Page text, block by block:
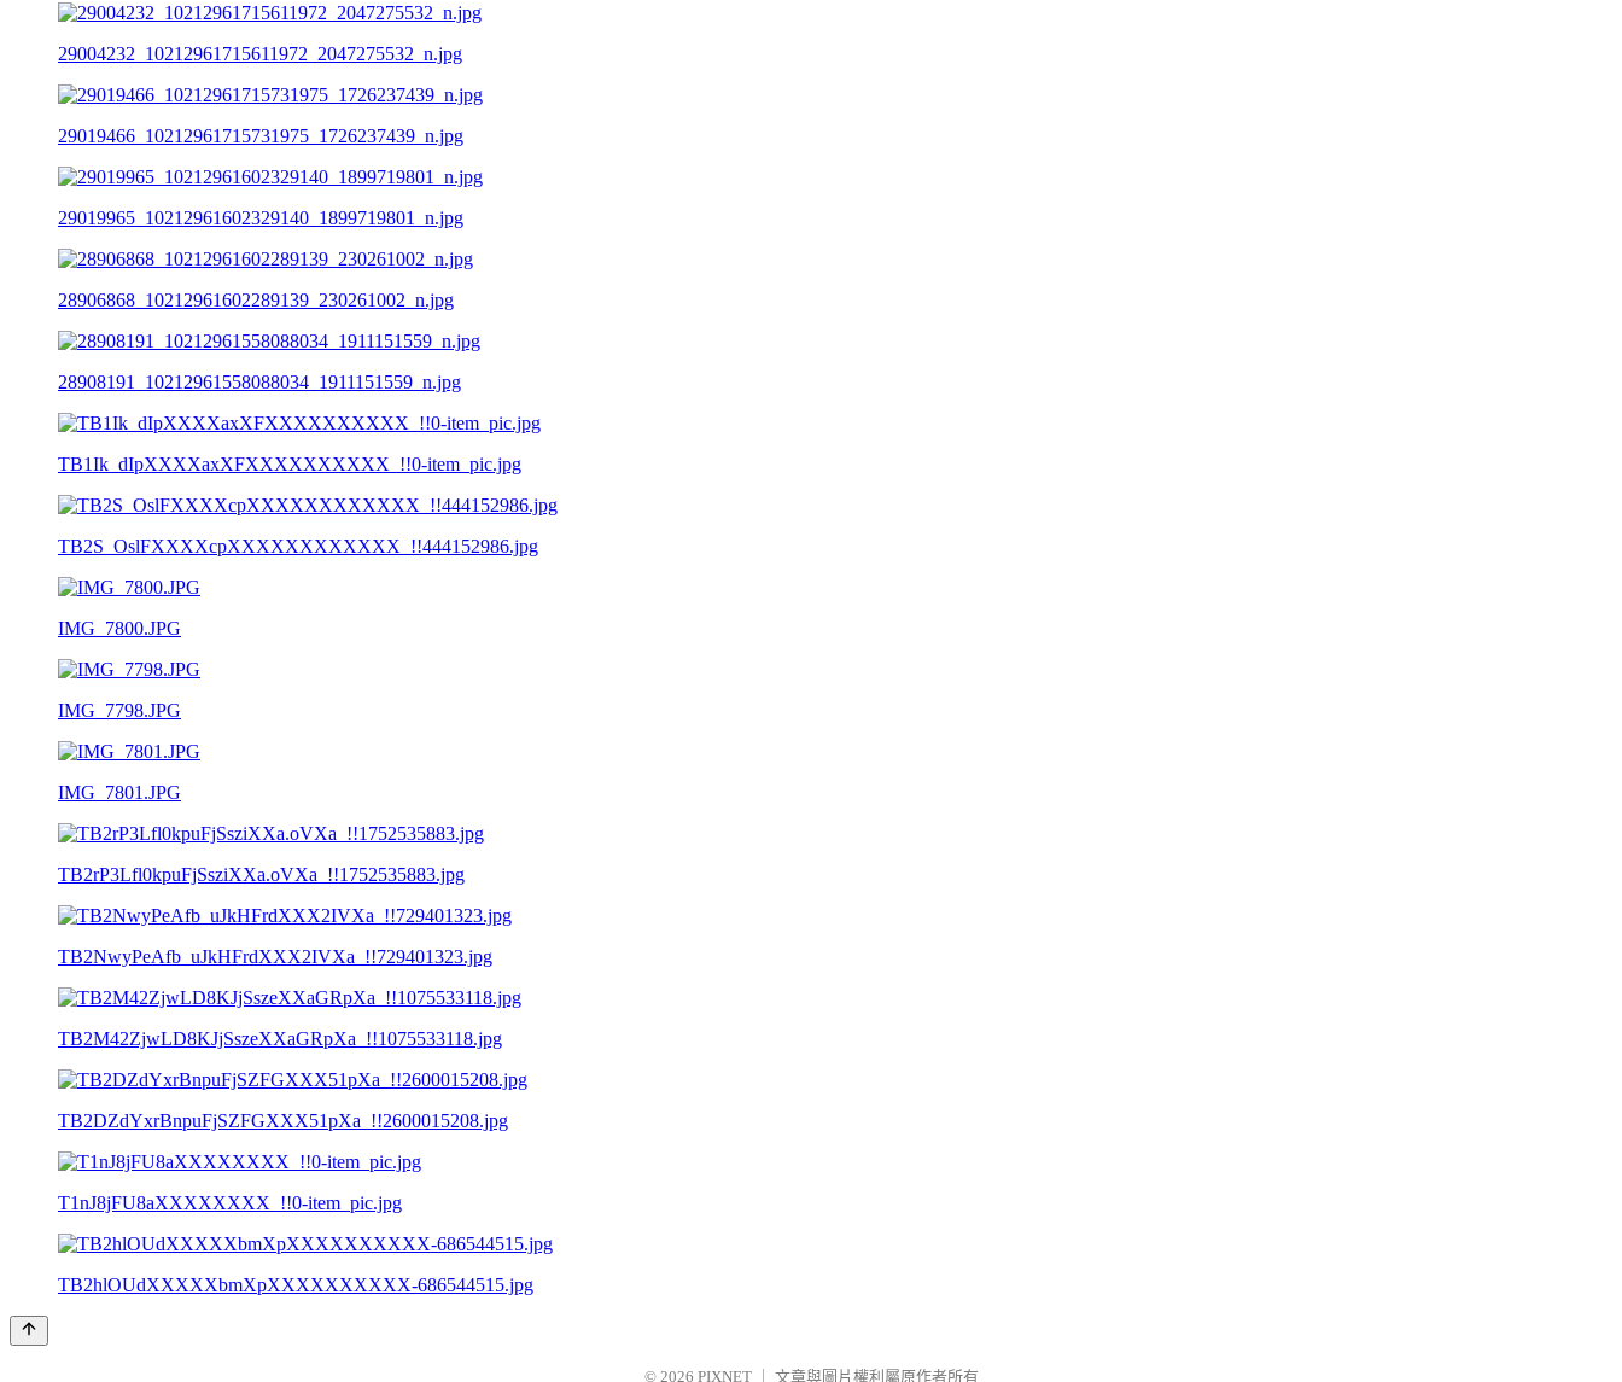
29004232_10212961715611972_2047275532_n.jpg
29019466_10212961715731975_1726237439_n.jpg
29019965_10212961602329140_1899719801_n.jpg
28906868_10212961602289139_230261002_n.jpg
28908191_10212961558088034_1911151559_n.jpg
TB1Ik_dIpXXXXaxXFXXXXXXXXXX_!!0-item_pic.jpg
TB2S_OslFXXXXcpXXXXXXXXXXXX_!!444152986.jpg
IMG_7800.JPG
IMG_7798.JPG
IMG_7801.JPG
TB2rP3Lfl0kpuFjSsziXXa.oVXa_!!1752535883.jpg
TB2NwyPeAfb_uJkHFrdXXX2IVXa_!!729401323.jpg
TB2M42ZjwLD8KJjSszeXXaGRpXa_!!1075533118.jpg
TB2DZdYxrBnpuFjSZFGXXX51pXa_!!2600015208.jpg
T1nJ8jFU8aXXXXXXXX_!!0-item_pic.jpg
TB2hlOUdXXXXXbmXpXXXXXXXXXX-686544515.jpg
© 2026 PIXNET 文章與圖片權利屬原作者所有